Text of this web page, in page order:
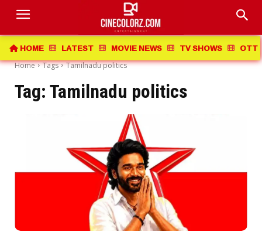
HOME LATEST MOVIE NEWS TV SHOWS OTT
Home Tags Tamilnadu politics
Tag: Tamilnadu politics